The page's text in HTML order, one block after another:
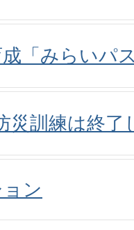
「みらいパ
災訓練は終了
ン